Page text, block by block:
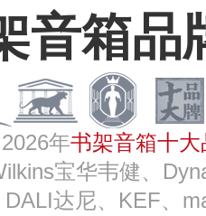
音箱品
年书架音箱十
宝华韦健、
达尼、KEF、